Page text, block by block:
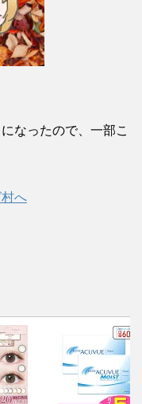
なったので、一部こ